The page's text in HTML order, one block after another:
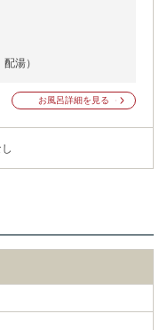
湯）
お風呂詳細を見る